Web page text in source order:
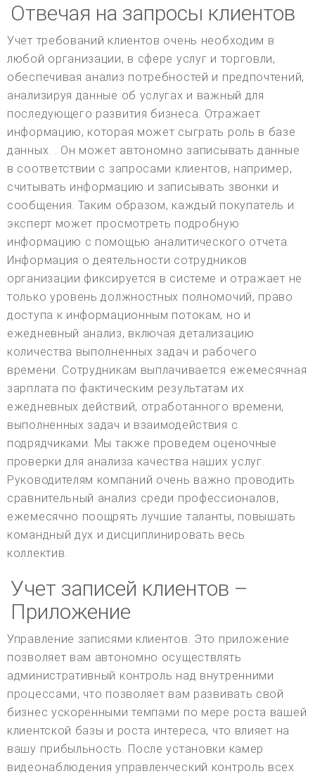
Отвечая на запросы клиентов
Учет требований клиентов очень необходим в
любой организации, в сфере услуг и торговли,
обеспечивая анализ потребностей и предпочтений,
анализируя данные об услугах и важный для
последующего развития бизнеса. Отражает
информацию, которая может сыграть роль в базе
данных. . Он может автономно записывать данные
в соответствии с запросами клиентов, например,
считывать информацию и записывать звонки и
сообщения. Таким образом, каждый покупатель и
эксперт может просмотреть подробную
информацию с помощью аналитического отчета.
Информация о деятельности сотрудников
организации фиксируется в системе и отражает не
только уровень должностных полномочий, право
доступа к информационным потокам, но и
ежедневный анализ, включая детализацию
количества выполненных задач и рабочего
времени. Сотрудникам выплачивается ежемесячная
зарплата по фактическим результатам их
ежедневных действий, отработанного времени,
выполненных задач и взаимодействия с
подрядчиками. Мы также проведем оценочные
проверки для анализа качества наших услуг.
Руководителям компаний очень важно проводить
сравнительный анализ среди профессионалов,
ежемесячно поощрять лучшие таланты, повышать
командный дух и дисциплинировать весь
коллектив.
Учет записей клиентов –
Приложение
Управление записями клиентов. Это приложение
позволяет вам автономно осуществлять
административный контроль над внутренними
процессами, что позволяет вам развивать свой
бизнес ускоренными темпами по мере роста вашей
клиентской базы и роста интереса, что влияет на
вашу прибыльность. После установки камер
видеонаблюдения управленческий контроль всех